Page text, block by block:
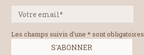
Les champs suivis d'une * sont obligatoires